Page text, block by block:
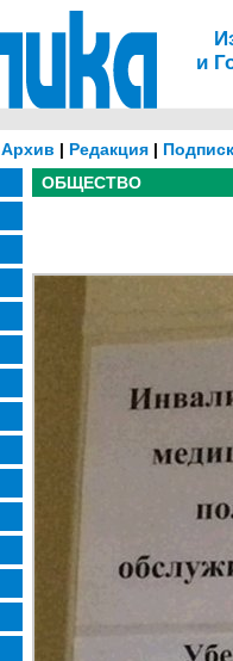
и
Архив | Редакция|
ОБЩЕСТВО